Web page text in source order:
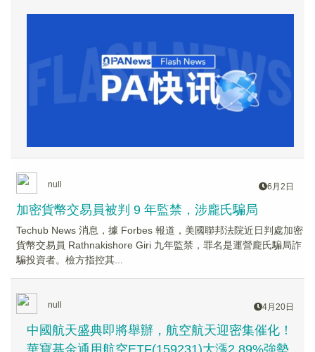
null 6月2日
加密貨幣交易員被判 9 年監禁，涉龐氏騙局
Techub News 消息，據 Forbes 報道，美國聯邦法院近日判處加密
貨幣交易員 Rathnakishore Giri 九年監禁，罪名是運營龐氏騙局詐
騙投資者。檢方指控其...
null 4月20日
中國航天盛典即將舉辦，航空航天迎密集催化！